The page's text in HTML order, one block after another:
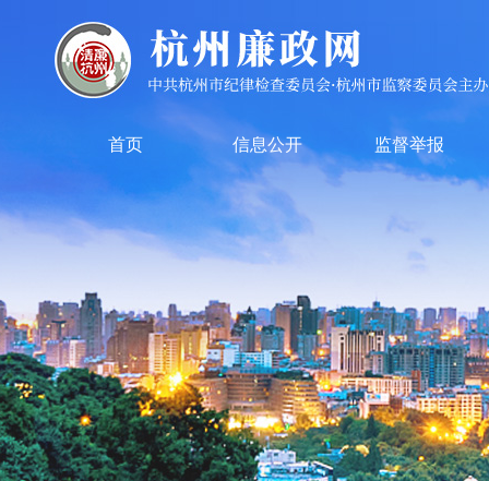
首页 信息公开 监督举报